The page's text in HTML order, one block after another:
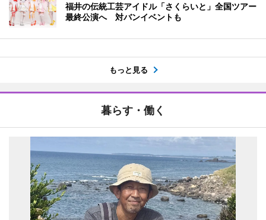
福井の伝統工芸アイドル「さくらいと」全国ツアー
最終公演へ 対バンイベントも
もっと見る
暮らす・働く